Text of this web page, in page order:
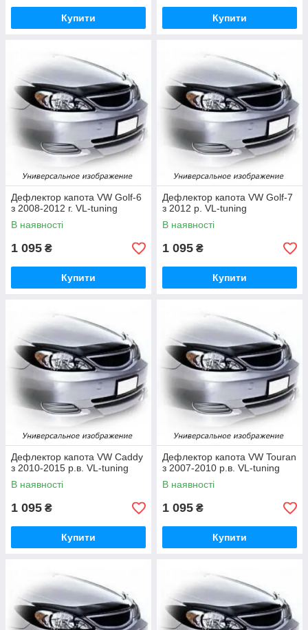
Купити Купити
Дефлектор капота VW Golf-6
з 2008-2012 г. VL-tuning
В наявності
1 095 ₴
Купити
Дефлектор капота VW Golf-7
з 2012 р. VL-tuning
В наявності
1 095 ₴
Купити
Дефлектор капота VW Caddy
з 2010-2015 р.в. VL-tuning
В наявності
1 095 ₴
Купити
Дефлектор капота VW Touran
з 2007-2010 р.в. VL-tuning
В наявності
1 095 ₴
Купити